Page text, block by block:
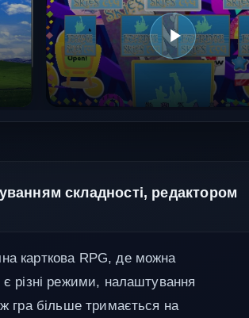
складності, редактором
карткова RPG, де можна
різні режими, налаштування
гра більше тримається на